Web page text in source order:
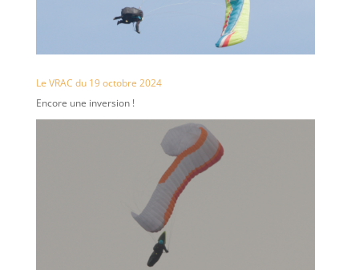
Le VRAC du 19 octobre 2024
Encore une inversion !